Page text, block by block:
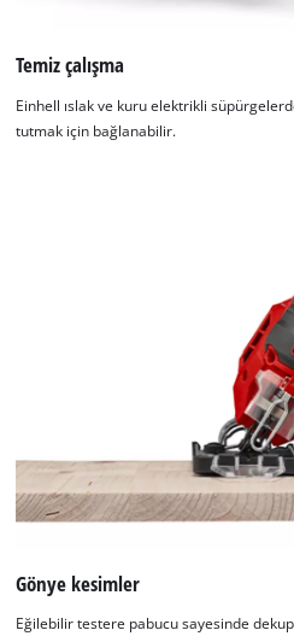
Temiz çalışma
Einhell ıslak ve kuru elektrikli
tutmak için bağlanabilir.
Gönye kesimler
Eğilebilir testere pabucu sayesinde